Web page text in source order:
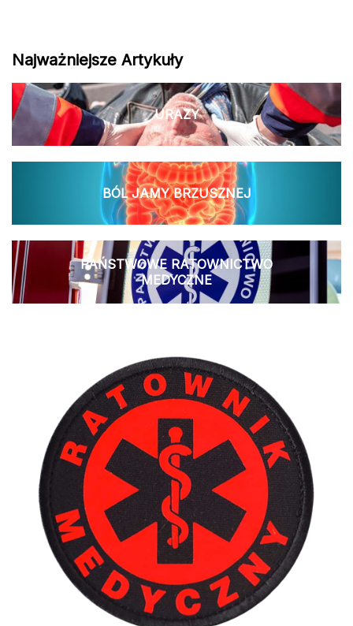
Najważniejsze Artykuły
URAZY
BÓL JAMY BRZUSZNEJ
PAŃSTWOWE RATOWNICTWO
MEDYCZNE